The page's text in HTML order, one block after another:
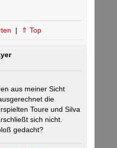
| ⇑ Top
aus meiner Sicht
die
Toure und Silva
sich nicht.
gedacht?